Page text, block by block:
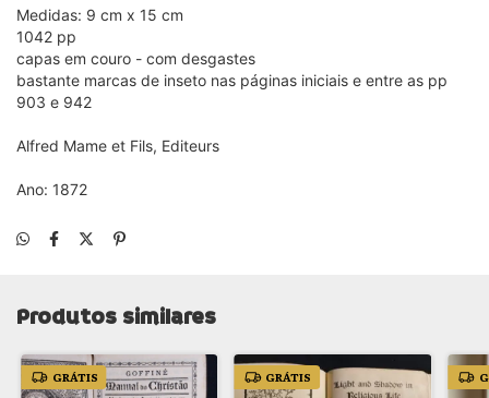
Medidas: 9 cm x 15 cm
1042 pp
capas em couro - com desgastes
bastante marcas de inseto nas páginas iniciais e entre as pp
903 e 942
Alfred Mame et Fils, Editeurs
Ano: 1872
Produtos similares
GRÁTIS GRÁTIS